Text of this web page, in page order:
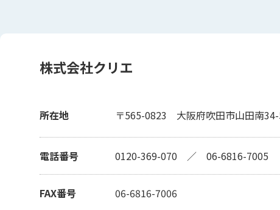
株式会社クリエ
所在地 〒565-0823 大阪府吹田市山田南
電話番号 0120-369-070 ／ 06-6816-7005
FAX番号 06-6816-7006